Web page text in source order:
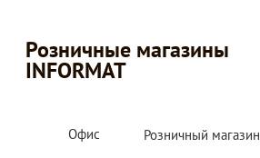
Розничные магазины
INFORMAT
Офис Розничный магазин